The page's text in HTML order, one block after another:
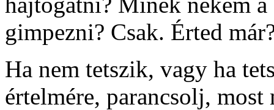
gimpezni? Csak. Érted
Ha nem tetszik, vagy ha
értelmére, parancsolj,